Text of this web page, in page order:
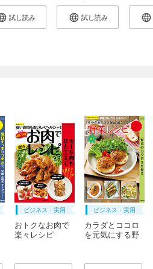
試し読み 試し読み
ビジネス・実用
おトクなお肉で
楽々レシピ
ビジネス・実用
カラダとココロ
を元気にする野